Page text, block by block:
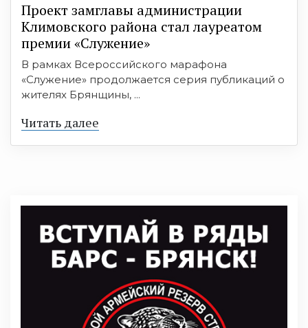
Проект замглавы администрации
Климовского района стал лауреатом
премии «Служение»
В рамках Всероссийского марафона
«Служение» продолжается серия публикаций о
жителях Брянщины, ...
Читать далее